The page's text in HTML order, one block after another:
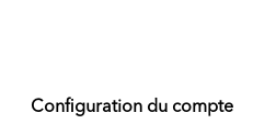
Configuration du compte